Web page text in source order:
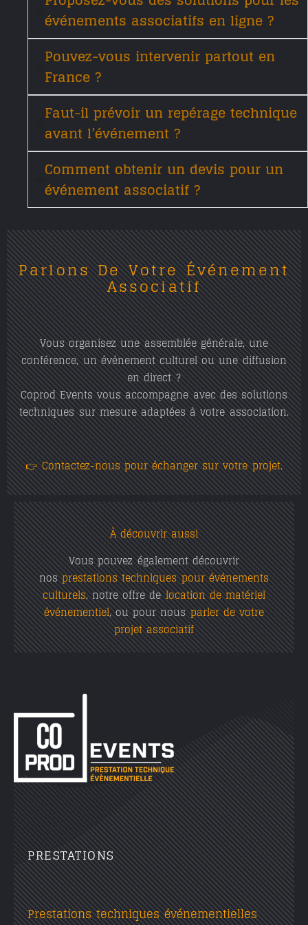
événements associatifs en ligne ?
Pouvez-vous intervenir partout en
France ?
Faut-il prévoir un repérage technique
avant l’événement ?
Comment obtenir un devis pour un
événement associatif ?
Parlons De Votre Événement
Associatif
Vous organisez une assemblée générale, une
conférence, un événement culturel ou une diffusion
en direct ?
Coprod Events vous accompagne avec dessolutions
techniques sur mesureadaptées à votre association.
👉Contactez-nous pour échanger sur votre projet.
À découvrir aussi
Vous pouvez également découvrir
nosprestations techniques pour événements
culturels, notre offre delocation de matériel
événementiel, ou pour nousparler de votre
projet associatif
PRESTATIONS
Prestations techniques événementielles